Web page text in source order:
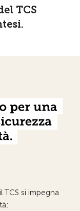
TCS
TCS si impegna